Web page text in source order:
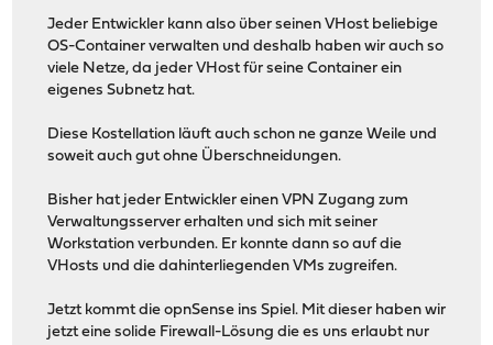
Jeder Entwickler kann also über seinen VHost beliebige
OS-Container verwalten und deshalb haben wir auch so
viele Netze, da jeder VHost für seine Container ein
eigenes Subnetz hat.
Diese Kostellation läuft auch schon ne ganze Weile und
soweit auch gut ohne Überschneidungen.
Bisher hat jeder Entwickler einen VPN Zugang zum
Verwaltungsserver erhalten und sich mit seiner
Workstation verbunden. Er konnte dann so auf die
VHosts und die dahinterliegenden VMs zugreifen.
Jetzt kommt die opnSense ins Spiel. Mit dieser haben wir
jetzt eine solide Firewall-Lösung die es uns erlaubt nur